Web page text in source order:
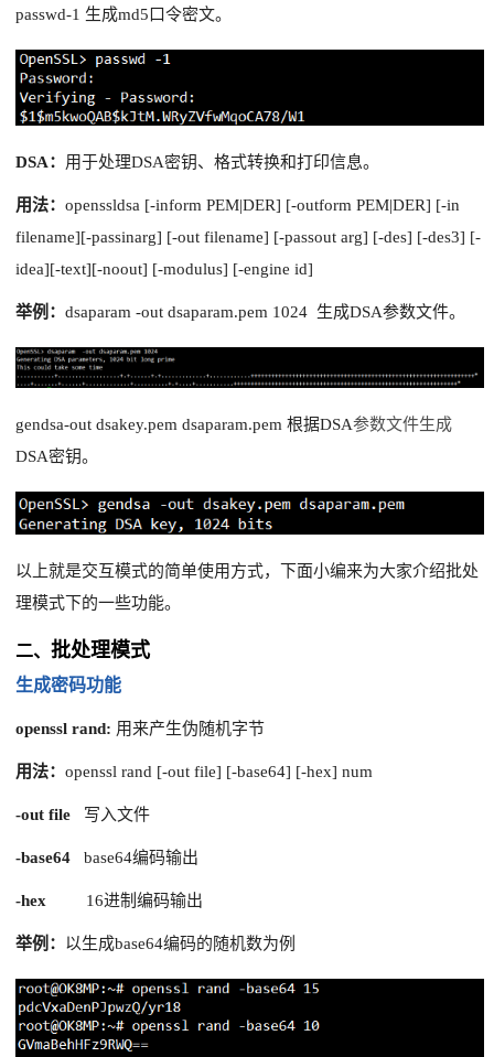
passwd-1 生成md5口令密文。
DSA： 用于处理DSA密钥、格式转换和打印信息。
用法： openssldsa [-inform PEM|DER] [-outform PEM|DER] [-in
filename][-passinarg] [-out filename] [-passout arg] [-des] [-des3] [-
idea][-text][-noout] [-modulus] [-engine id]
举例： dsaparam -out dsaparam.pem 1024 生成DSA参数文件。
gendsa-out dsakey.pem dsaparam.pem 根据DSA参数文件生成
DSA密钥。
以上就是交互模式的简单使用方式，下面小编来为大家介绍批处
理模式下的一些功能。
二、 批处理模式
生成密码功能
openssl rand: 用来产生伪随机字节
用法： openssl rand [-out file] [-base64] [-hex] num
-out file 写入文件
-base64 base64编码输出
-hex 16进制编码输出
举例： 以生成base64编码的随机数为例